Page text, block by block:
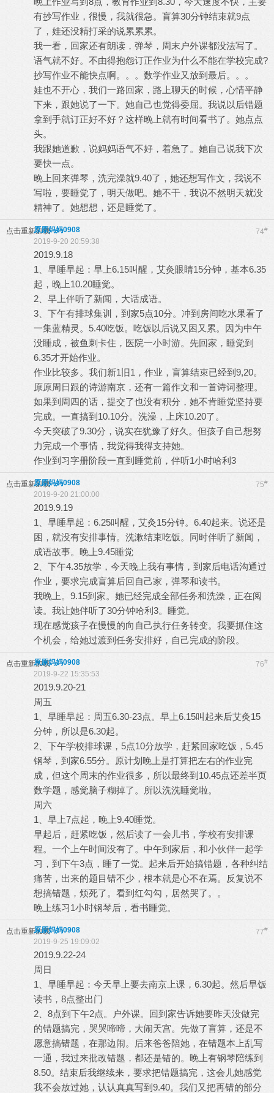
有抄写作业，很慢，我就很急。盲算30分钟结束就9点
了，娃还没精打采的说累累累。
我一看，回家还有朗读，弹琴，周末户外课都没法写了。
语气就不好。不由得抱怨订正作业为什么不能在学校完成?
抄写作业不能快点啊。。。数学作业又放到最后。。。
娃也不开心，我们一路回家，路上聊天的时候，心情平静
下来，跟她说了一下。她自己也觉得委屈。我说以后错题
拿到手就订正好不好？这样晚上就有时间看书了。她点点
头。
我跟她道歉，说妈妈语气不好，着急了。她自己说我下次
要快一点。
晚上回来弹琴，洗完澡就9.40了，她还想写作文，我说不
写啦，要睡觉了，明天做吧。她不干，我说不然明天就没
精神了。她想想，还是睡觉了。
点击重新加载 74#
原原妈妈0908
2019-9-20 20:59:38
2019.9.18
1、早睡早起：早上6.15叫醒，艾灸眼睛15分钟，基本6.35
起，晚上10.20睡觉。
2、早上伴听了新闻，大话成语。
3、下午有排球集训，到家5点10分。冲到房间吃水果看了
一集蓝精灵。5.40吃饭。吃饭以后说又困又累。因为中午
没睡成，被鱼刺卡住，医院一小时游。先回家，睡觉到
6.35才开始作业。
作业比较多。我们新1旧1，作业，盲算结束已经到9,20。
原原周日跟的诗游南京，还有一篇作文和一首诗词整理。
如果到周四的话，提交了也没有积分，她不肯睡觉坚持要
完成。一直搞到10.10分。洗澡，上床10.20了。
今天突破了9.30分，说实在犹豫了好久。但孩子自己想努
力完成一个事情，我觉得我得支持她。
作业到习字册阶段一直到睡觉前，伴听1小时哈利3
点击重新加载 75#
原原妈妈0908
2019-9-20 21:00:00
2019.9.19
1、早睡早起：6.25叫醒，艾灸15分钟。6.40起来。说还是
困，就没有安排事情。洗漱结束吃饭。同时伴听了新闻，
成语故事。晚上9.45睡觉
2、下午4.35放学，今天晚上我有事情，到家后电话沟通过
作业，要求完成盲算后回自己家，弹琴和读书。
我晚上。9.15到家。她已经完成全部任务和洗澡，正在阅
读。我让她伴听了30分钟哈利3。睡觉。
现在感觉孩子在慢慢的向自己执行任务转变。我要抓住这
个机会，给她过渡到任务安排好，自己完成的阶段。
点击重新加载 76#
原原妈妈0908
2019-9-22 15:35:53
2019.9.20-21
周五
1、早睡早起：周五6.30-23点。早上6.15叫起来后艾灸15
分钟，所以是6.30起。
2、下午学校排球课，5点10分放学，赶紧回家吃饭，5.45
钢琴，到家6.55分。原计划晚上是打算把左右的作业完
成，但这个周末的作业很多，所以最终到10.45点还差半页
数学题，感觉脑子糊掉了。所以洗洗睡觉啦。
周六
1、早上7点起，晚上9.40睡觉。
早起后，赶紧吃饭，然后读了一会儿书，学校有安排课
程。一个上午时间没有了。中午到家后，和小伙伴一起学
习，到下午3点，睡了一觉。起来后开始搞错题，各种纠结
痛苦，出来的题目错不少，根本就是心不在焉。反复说不
想搞错题，烦死了。看到红勾勾，居然哭了。。
晚上练习1小时钢琴后，看书睡觉。
点击重新加载 77#
原原妈妈0908
2019-9-25 19:09:02
2019.9.22-24
周日
1、早睡早起：今天早上要去南京上课，6.30起。然后早饭
读书，8点整出门
2、8点到下午2点。户外课。回到家告诉她要昨天没做完
的错题搞完，哭哭啼啼，大闹天宫。先做了盲算，还是不
愿意搞错题，在那边闹。后来爸爸陪她，在错题本上乱写
一通，我过来批改错题，都还是错的。晚上有钢琴陪练到
8.50。结束后我继续来，要求把错题搞完，这会儿她感觉
我不会放过她，认认真真写到9.40。我们又把再错的部分